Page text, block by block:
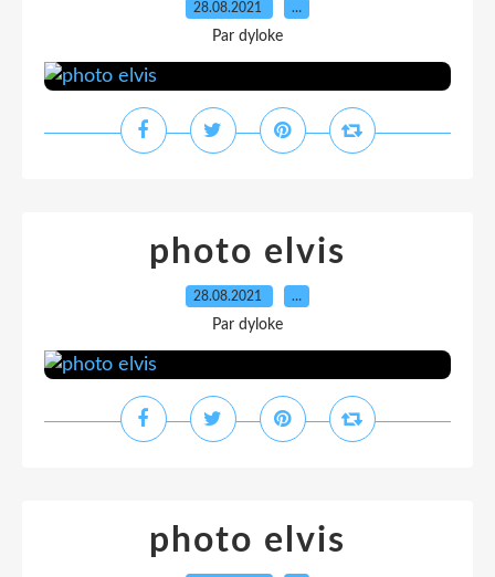
28.08.2021 …
Par dyloke
photo elvis
28.08.2021 …
Par dyloke
photo elvis